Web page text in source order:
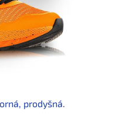
prodyšná.